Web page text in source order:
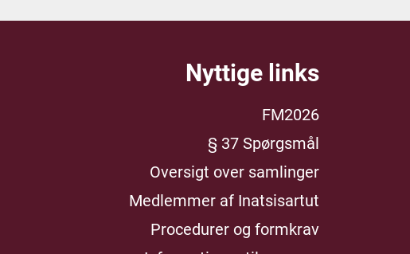
Nyttige links
FM2026
§ 37 Spørgsmål
Oversigt over samlinger
Medlemmer af Inatsisartut
Procedurer og formkrav